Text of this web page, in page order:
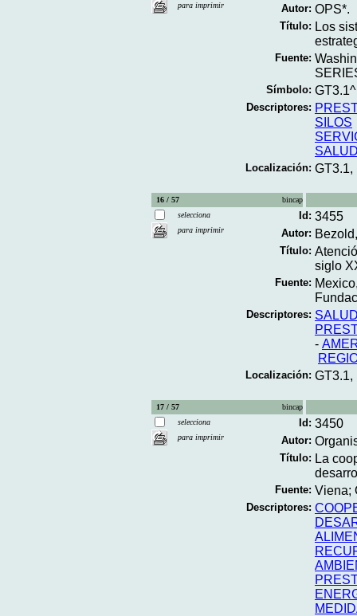
para imprimir
Autor: OPS*.
Título: Los
Fuente:
Símbolo:
Descriptores:
SILOS
Localización: GT3.1,
16 / 57
bincap
selecciona
para imprimir
Id: 3455
Autor:
Título:
siglo
Fuente:
Descriptores:
-
Localización: GT3.1,
17 / 57
bincap
selecciona
para imprimir
Id: 3450
Autor:
Título: La
Fuente: Viena;
Descriptores: